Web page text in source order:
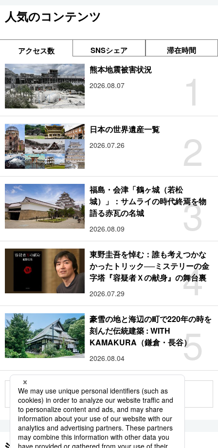
人気のコンテンツ
アクセス数 SNSシェア 滞在時間
1
熊本地震被害状況
2026.08.07
2
日本の世界遺産一覧
2026.07.26
3
福島・会津「鶴ヶ城（若松
城）」：サムライの時代終焉を物
語る赤瓦の名城
2026.08.09
4
東野圭吾を悼む：誰も考えつかな
かったトリック──ミステリーの金
字塔『容疑者Ｘの献身』の舞台裏
2026.07.29
5
豪雪の地と海辺の町で220年の時を
刻んだ伝統建築 : WITH
KAMAKURA（鎌倉・長谷）
2026.08.04
もっと見る